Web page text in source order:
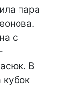
пара
с
В
кубок